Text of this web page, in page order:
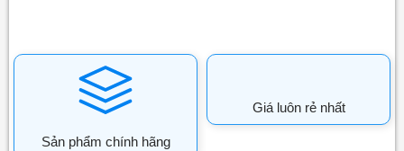
Sản phẩm chính hãng
Giá luôn rẻ nhất